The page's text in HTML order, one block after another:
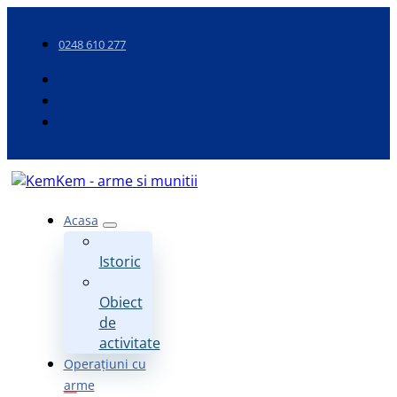
0248 610 277
Acasa
Istoric
Obiect
de
activitate
Operațiuni cu
arme